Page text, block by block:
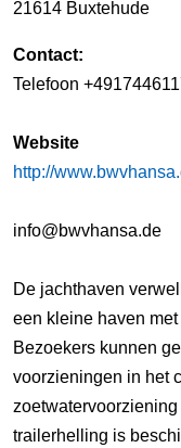
21614 Buxtehude
Contact:
Telefoon
Website
http://
info@bwvhansa.de
De jachthaven
een kleine haven
Bezoekers kunnen
voorzieningen in het
trailerhelling is